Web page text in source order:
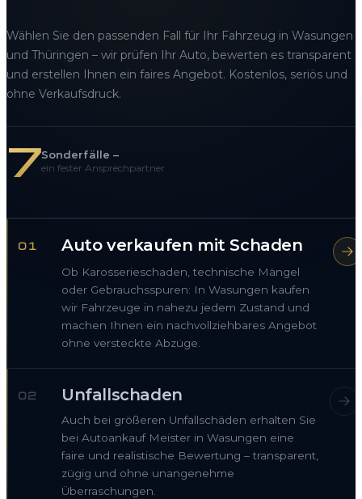
Wählen Sie den passenden Fall für Ihr Fahrzeug in Wasungen
und Thüringen – wir prüfen Ihr Auto, bewerten es transparent
und erstellen Ihnen ein faires Angebot. Kostenlos, seriös und
ohne Verkaufsdruck.
7Sonderfälle –
ein fester Ansprechpartner
01 Auto verkaufen mit Schaden
Ob Karosserieschaden, technische Mängel
oder Gebrauchsspuren: In Wasungen kaufen
wir Fahrzeuge in nahezu jedem Zustand und
machen Ihnen ein nachvollziehbares Angebot
ohne versteckte Abzüge.
02 Unfallschaden
Auch bei größeren Unfallschäden erhalten Sie
bei Autoankauf Meister in Wasungen eine
faire und realistische Bewertung – transparent,
zügig und ohne unangenehme
Überraschungen.